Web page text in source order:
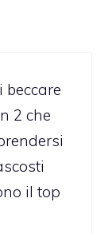
beccare
2 che
il top